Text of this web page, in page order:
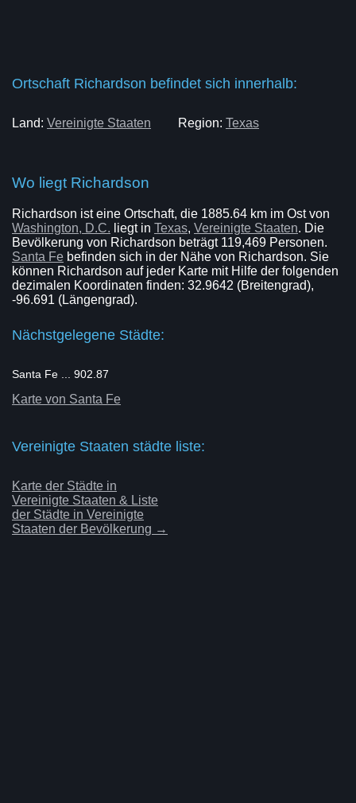
Ortschaft Richardson befindet sich innerhalb:
Land: Vereinigte Staaten Region: Texas
Wo liegt Richardson
Richardson ist eine Ortschaft, die 1885.64 km im Ost von
Washington, D.C. liegt in Texas, Vereinigte Staaten. Die
Bevölkerung von Richardson beträgt 119,469 Personen.
Santa Fe befinden sich in der Nähe von Richardson. Sie
können Richardson auf jeder Karte mit Hilfe der folgenden
dezimalen Koordinaten finden: 32.9642 (Breitengrad),
-96.691 (Längengrad).
Nächstgelegene Städte:
Santa Fe ... 902.87
Karte von Santa Fe
Vereinigte Staaten städte liste:
Karte der Städte in
Vereinigte Staaten & Liste
der Städte in Vereinigte
Staaten der Bevölkerung →